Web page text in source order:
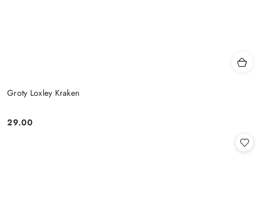
Groty Loxley Kraken
Cena:
29.00